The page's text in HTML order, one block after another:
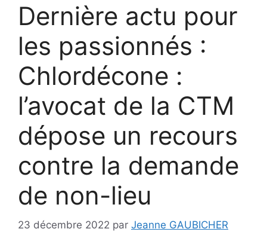
Dernière actu pour
les passionnés :
Chlordécone :
l’avocat de la CTM
dépose un recours
contre la demande
de non-lieu
23 décembre 2022 par Jeanne GAUBICHER